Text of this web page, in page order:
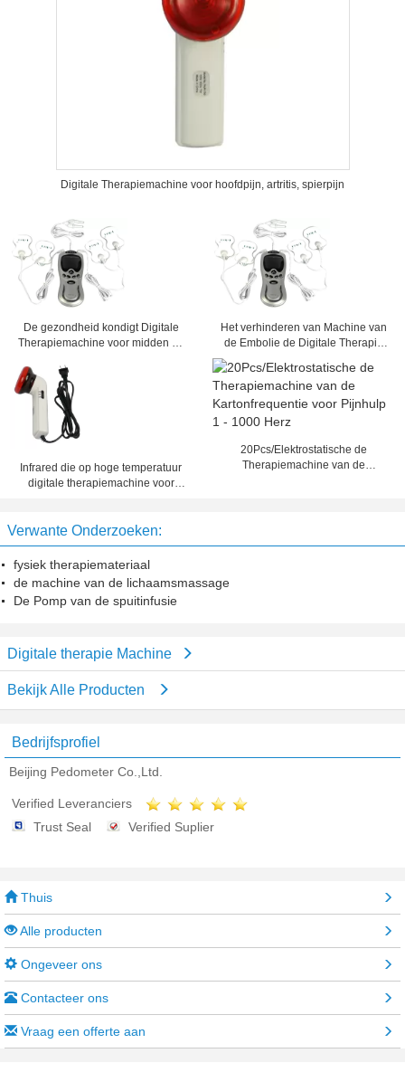
Digitale Therapiemachine voor hoofdpijn, artritis, spierpijn
De gezondheid kondigt Digitale
Therapiemachine voor midden en
Het verhinderen van Machine van
de Embolie de Digitale Therapie
Infrared die op hoge temperatuur
digitale therapiemachine voor
20Pcs/Elektrostatische de
Therapiemachine van de
Verwante Onderzoeken:
fysiek therapiemateriaal
de machine van de lichaamsmassage
De Pomp van de spuitinfusie
Digitale therapie Machine
Bekijk Alle Producten
Bedrijfsprofiel
Beijing Pedometer Co.,Ltd.
Verified Leveranciers
Trust Seal
Verified Suplier
Thuis
Alle producten
Ongeveer ons
Contacteer ons
Vraag een offerte aan